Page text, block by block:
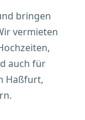
bringen
vermieten
auch für
Haßfurt,